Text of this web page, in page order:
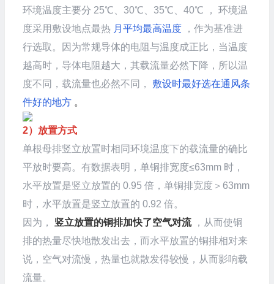
环境温度主要分 25℃、30℃、35℃、40℃ ， 环境温
度采用敷设地点最热 月平均最高温度
，作为基准进
行选取。因为常规导体的电阻与温度成正比，当温度
越高时，导体电阻越大，其载流量必然下降，所以温
度不同，载流量也必然不同， 敷设时最好选在通风条
件好的地方 。
2）放置方式
单根母排竖立放置时相同环境温度下的载流量的确比
平放时要高。有数据表明，单铜排宽度≤63mm 时，
水平放置是竖立放置的 0.95 倍，单铜排宽度＞63mm
时，水平放置是竖立放置的 0.92 倍。
因为， 竖立放置的铜排加快了空气对流 ，从而使铜
排的热量尽快地散发出去，而水平放置的铜排相对来
说，空气对流慢，热量也就散发得较慢，从而影响载
流量。